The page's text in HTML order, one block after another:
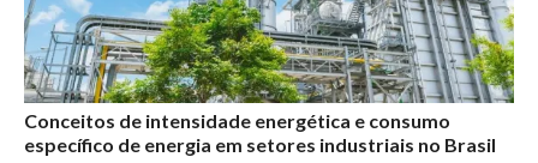
Conceitos de intensidade energética e consumo
específico de energia em setores industriais no Brasil